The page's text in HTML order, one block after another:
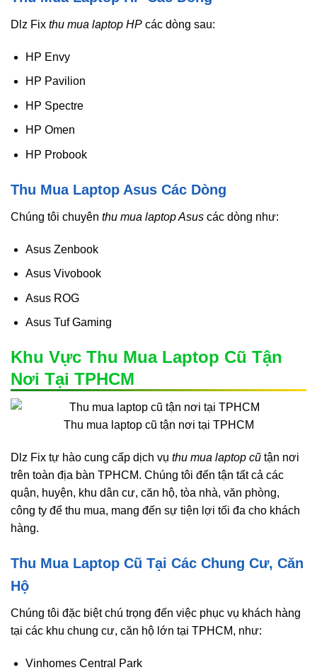
Dlz Fix thu mua laptop HP các dòng sau:
HP Envy
HP Pavilion
HP Spectre
HP Omen
HP Probook
Thu Mua Laptop Asus Các Dòng
Chúng tôi chuyên thu mua laptop Asus các dòng như:
Asus Zenbook
Asus Vivobook
Asus ROG
Asus Tuf Gaming
Khu Vực Thu Mua Laptop Cũ Tận
Nơi Tại TPHCM
Thu mua laptop cũ tận nơi tại TPHCM
Dlz Fix tự hào cung cấp dịch vụ thu mua laptop cũ tận nơi
trên toàn địa bàn TPHCM. Chúng tôi đến tận tất cả các
quận, huyện, khu dân cư, căn hộ, tòa nhà, văn phòng,
công ty để thu mua, mang đến sự tiện lợi tối đa cho khách
hàng.
Thu Mua Laptop Cũ Tại Các Chung Cư, Căn
Hộ
Chúng tôi đặc biệt chú trọng đến việc phục vụ khách hàng
tại các khu chung cư, căn hộ lớn tại TPHCM, như:
Vinhomes Central Park